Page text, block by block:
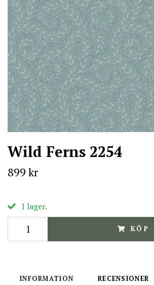
Wild Ferns 2254
899 kr
I lager.
KÖP
INFORMATION RECENSIONER